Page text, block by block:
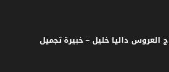
العروس داليا خليل – خبيرة تجميل